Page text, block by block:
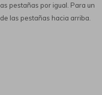
pestañas por igual. Para un
las pestañas hacia arriba.